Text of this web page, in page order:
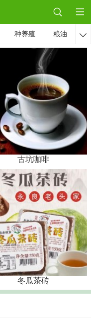
种养殖 粮油 
古坑咖啡
冬瓜茶砖